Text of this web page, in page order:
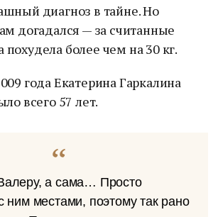
диагноз в тайне. Но
догадался — за считанные
более чем на 30 кг.
года Екатерина Гаркалина
всего 57 лет.
а сама… Просто
ним местами, поэтому так рано